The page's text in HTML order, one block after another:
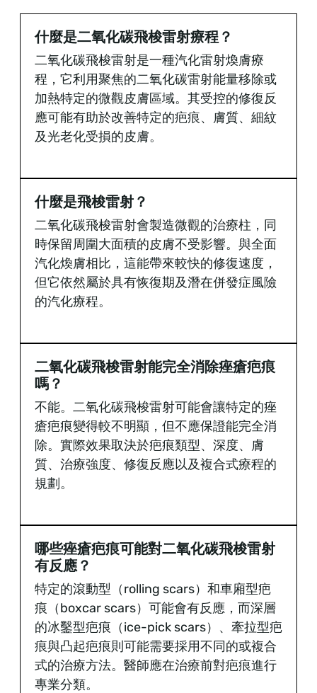
什麼是二氧化碳飛梭雷射療程？
二氧化碳飛梭雷射是一種汽化雷射煥膚療
程，它利用聚焦的二氧化碳雷射能量移除或
加熱特定的微觀皮膚區域。其受控的修復反
應可能有助於改善特定的疤痕、膚質、細紋
及光老化受損的皮膚。
什麼是飛梭雷射？
二氧化碳飛梭雷射會製造微觀的治療柱，同
時保留周圍大面積的皮膚不受影響。與全面
汽化煥膚相比，這能帶來較快的修復速度，
但它依然屬於具有恢復期及潛在併發症風險
的汽化療程。
二氧化碳飛梭雷射能完全消除痤瘡疤痕
嗎？
不能。二氧化碳飛梭雷射可能會讓特定的痤
瘡疤痕變得較不明顯，但不應保證能完全消
除。實際效果取決於疤痕類型、深度、膚
質、治療強度、修復反應以及複合式療程的
規劃。
哪些痤瘡疤痕可能對二氧化碳飛梭雷射
有反應？
特定的滾動型（rolling scars）和車廂型疤
痕（boxcar scars）可能會有反應，而深層
的冰鑿型疤痕（ice-pick scars）、牽拉型疤
痕與凸起疤痕則可能需要採用不同的或複合
式的治療方法。醫師應在治療前對疤痕進行
專業分類。